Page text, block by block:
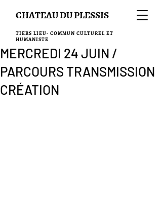
CHATEAU DU PLESSIS
TIERS LIEU- COMMUN CULTUREL ET
HUMANISTE
MERCREDI 24 JUIN /
PARCOURS TRANSMISSION
CRÉATION